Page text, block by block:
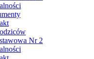
Nr 2